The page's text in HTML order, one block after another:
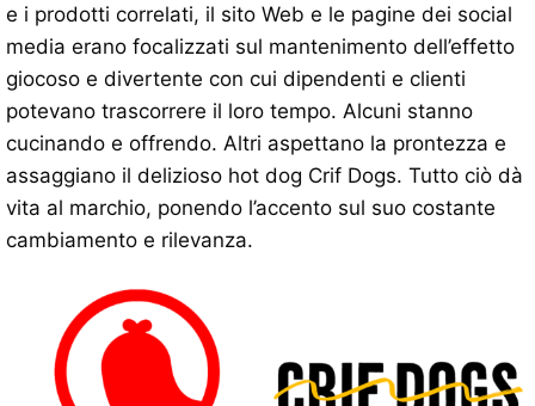
e i prodotti correlati, il sito Web e le pagine dei social
media erano focalizzati sul mantenimento dell’effetto
giocoso e divertente con cui dipendenti e clienti
potevano trascorrere il loro tempo. Alcuni stanno
cucinando e offrendo. Altri aspettano la prontezza e
assaggiano il delizioso hot dog Crif Dogs. Tutto ciò dà
vita al marchio, ponendo l’accento sul suo costante
cambiamento e rilevanza.